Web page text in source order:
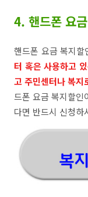
4. 핸드폰 요
핸드폰 요금 복지할
터 혹은 사용하고
고 주민센터나 복지
드폰 요금 복지할인
다면 반드시 신청하